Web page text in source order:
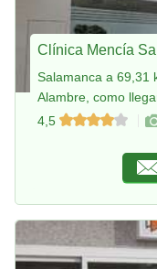
Clínica Mencía
Salamanca a 69,31
Alambre, como
4,5